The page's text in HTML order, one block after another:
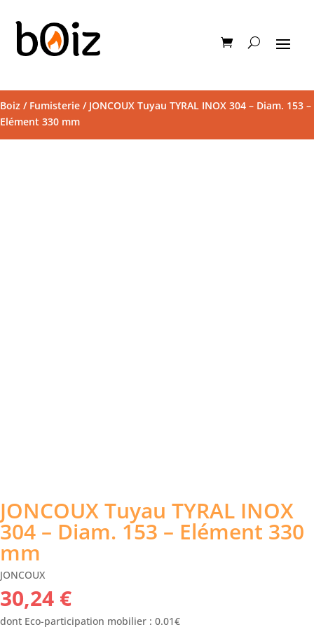
Boiz / Fumisterie / JONCOUX Tuyau TYRAL INOX 304 – Diam. 153 –
Elément 330 mm
JONCOUX Tuyau TYRAL INOX
304 – Diam. 153 – Elément 330
mm
JONCOUX
30,24 €
dont Eco-participation mobilier : 0.01€